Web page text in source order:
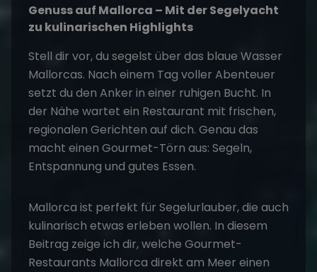
Genuss auf Mallorca – Mit der Segelyacht
zu kulinarischen Highlights
Stell dir vor, du segelst über das blaue Wasser
Mallorcas. Nach einem Tag voller Abenteuer
setzt du den Anker in einer ruhigen Bucht. In
der Nähe wartet ein Restaurant mit frischen,
regionalen Gerichten auf dich. Genau das
macht einen Gourmet-Törn aus: Segeln,
Entspannung und gutes Essen.
Mallorca ist perfekt für Segelurlauber, die auch
kulinarisch etwas erleben wollen. In diesem
Beitrag zeige ich dir, welche Gourmet-
Restaurants Mallorca direkt am Meer einen